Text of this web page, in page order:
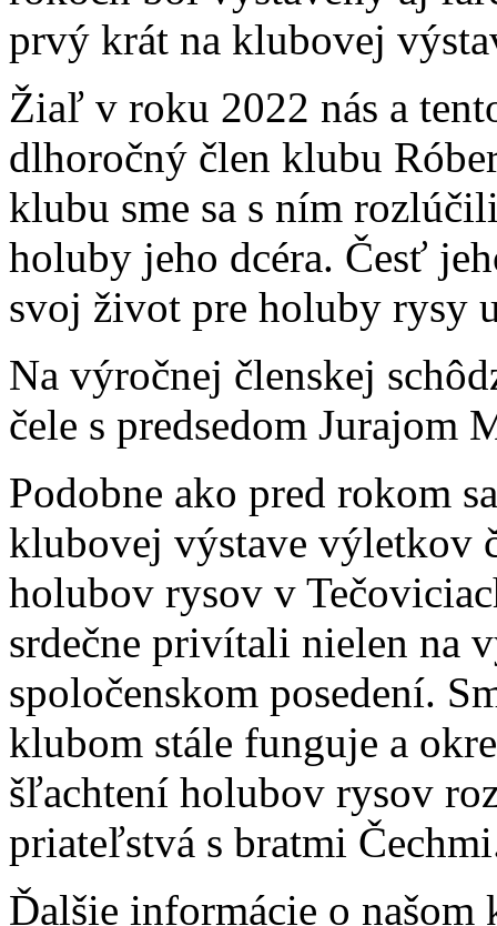
prvý krát na klubovej
Žiaľ v roku 2022 nás a
dlhoročný člen klubu
klubu sme sa s ním
holuby jeho dcéra. Česť
svoj život pre holuby rysy
Na výročnej členskej
čele s predsedom Jurajom
Podobne ako pred rokom
klubovej výstave výletkov
holubov rysov v
srdečne privítali nielen na
spoločenskom posedení.
klubom stále funguje a
šľachtení holubov rysov
priateľstvá s bratmi
Ďalšie informácie o